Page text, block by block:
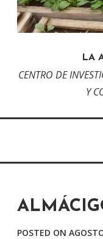
LA
CENTRO DE
Y
POSTED ON